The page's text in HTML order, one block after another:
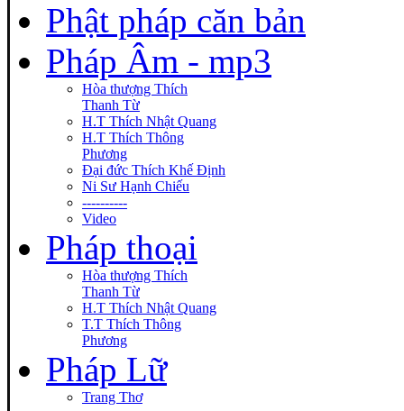
Phật pháp căn bản
Pháp Âm - mp3
Hòa thượng Thích
Thanh Từ
H.T Thích Nhật Quang
H.T Thích Thông
Phương
Đại đức Thích Khế Định
Ni Sư Hạnh Chiếu
----------
Video
Pháp thoại
Hòa thượng Thích
Thanh Từ
H.T Thích Nhật Quang
T.T Thích Thông
Phương
Pháp Lữ
Trang Thơ